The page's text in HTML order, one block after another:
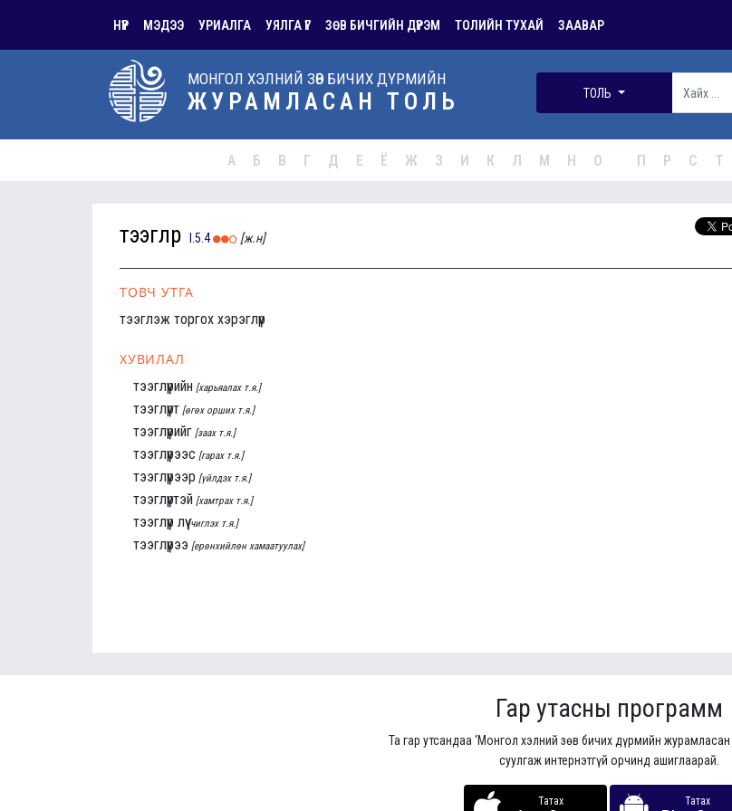
НҮҮР МЭДЭЭ УРИАЛГА УЯЛГА ҮГ ЗӨВ БИЧГИЙН ДҮРЭМ ТОЛИЙН ТУХАЙ ЗААВАР
МОНГОЛ ХЭЛНИЙ ЗӨВ БИЧИХ ДҮРМИЙН
ЖУРАМЛАСАН ТОЛЬ ТОЛЬ
А Б В Г Д Е Ё Ж З И К Л М Н О П Р С Т
тээглүүр I.5.4 [ж.н]
ТОВЧ УТГА
тээглэж торгох хэрэглүүр
ХУВИЛАЛ
тээглүүрийн [харьяалах т.я.]
тээглүүрт [өгөх орших т.я.]
тээглүүрийг [заах т.я.]
тээглүүрээс [гарах т.я.]
тээглүүрээр [үйлдэх т.я.]
тээглүүртэй [хамтрах т.я.]
тээглүүр лүү [чиглэх т.я.]
тээглүүрээ [ерөнхийлөн хамаатуулах]
Гар утасны программ
Та гар утсандаа ‘Монгол хэлний зөв бичих дүрмийн
суулгаж интернэтгүй орчинд ашиглаарай.
Татах Татах